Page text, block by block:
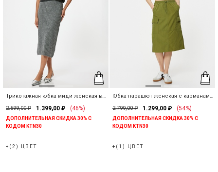
Трикотажная юбка миди женская в
рубчик со средней талией
2.599,00 ₽ 1.399,00 ₽ (46%)
ДОПОЛНИТЕЛЬНАЯ СКИДКА 30% С
КОДОМ KTN30
+(2) ЦВЕТ
Юбка-парашют женская с карманами
2.799,00 ₽ 1.299,00 ₽ (54%)
ДОПОЛНИТЕЛЬНАЯ СКИДКА 30% С
КОДОМ KTN30
+(1) ЦВЕТ